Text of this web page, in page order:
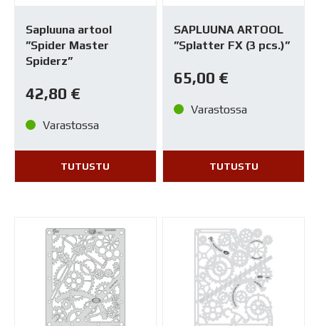
Sapluuna artool
”Spider Master
Spiderz”
42,80 €
Varastossa
TUTUSTU
SAPLUUNA ARTOOL
”Splatter FX (3 pcs.)”
65,00 €
Varastossa
TUTUSTU